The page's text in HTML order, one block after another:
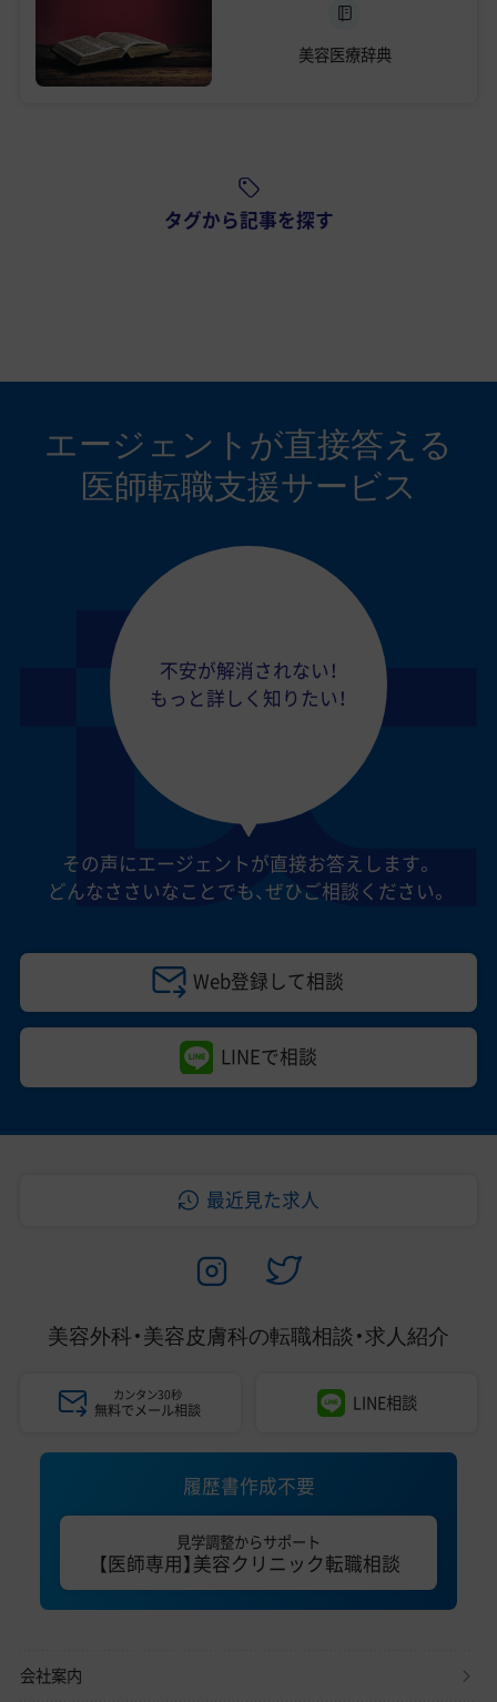
美容医療辞典
タグから記事を探す
エージェントが直接答える
医師転職支援サービス
不安が解消されない！
もっと詳しく知りたい！
その声にエージェントが直接お答えします。
どんなささいなことでも、 ぜひご相談ください。
Web登録して相談
LINEで相談
最近見た求人
美容外科・美容皮膚科の転職相談・求人紹介
カンタン30秒
無料でメール相談 LINE相談
履歴書作成不要
見学調整からサポート
【医師専用】美容クリニック転職相談
会社案内